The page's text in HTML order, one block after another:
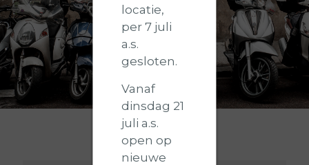
locatie,
per 7 juli
a.s.
gesloten.
Vanaf
dinsdag 21
juli a.s.
open op
nieuwe